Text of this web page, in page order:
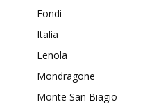
Fondi
Italia
Lenola
Mondragone
Monte San Biagio